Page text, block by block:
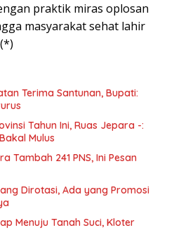
praktik miras oplosan
masyarakat sehat lahir
Terima Santunan, Bupati:
Tahun Ini, Ruas Jepara -:
Mulus
Tambah 241 PNS, Ini Pesan
Dirotasi, Ada yang Promosi
Menuju Tanah Suci, Kloter